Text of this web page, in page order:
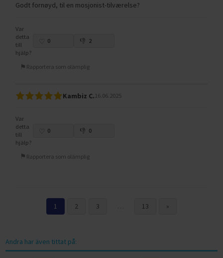
Godt fornøyd, til en mosjonist-tilværelse?
Var
detta
till
hjälp?
0 2
Rapportera som olämplig
Kambiz C. 16.06.2025
Var
detta
till
hjälp?
0 0
Rapportera som olämplig
1 2 3 13 »
Andra har även tittat på: